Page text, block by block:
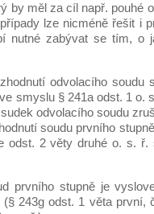
by měl za cíl např. pouhé
lze nicméně řešit i
nutné zabývat se tím, o
odvolacího soudu
smyslu § 241a odst. 1 o.
odvolacího soudu
soudu prvního
odst. 2 věty druhé o. s. ř.
prvního stupně je
243g odst. 1 věta první,